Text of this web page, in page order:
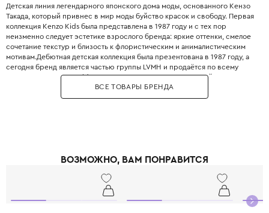
Детская линия легендарного японского дома моды, основанного Кензо
Такада, который привнес в мир моды буйство красок и свободу. Первая
коллекция Kenzo Kids была представлена в 1987 году и с тех пор
неизменно следует эстетике взрослого бренда: яркие оттенки, смелое
сочетание текстур и близость к флористическим и анималистическим
мотивам.Дебютная детская коллекция была презентована в 1987 году, а
сегодня бренд является частью группы LVMH и продаётся по всему
миру. Одежда Kenzo Kids создана для юных исследователей, которые не
боятся выделяться и любят яркую жизнь.Дизайн часто опирается на
фольклорные мотивы и этнические узоры, что придает образам
Kenzo Kids поддерживает концепцию «граждан без границ», объединяя
CWF (Children Worldwide Fashion) гарантирует безупречный крой и
комфорт, соответствующий всем потребностям растущего организма.
ВСЕ ТОВАРЫ БРЕНДА
ВОЗМОЖНО, ВАМ ПОНРАВИТСЯ